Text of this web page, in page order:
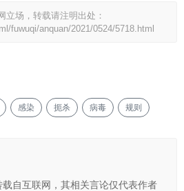
立场，转载请注明出处：
fuwuqi/anquan/2021/0524/5718.html
感染 扼杀 病毒 规则
载自互联网，其相关言论仅代表作者